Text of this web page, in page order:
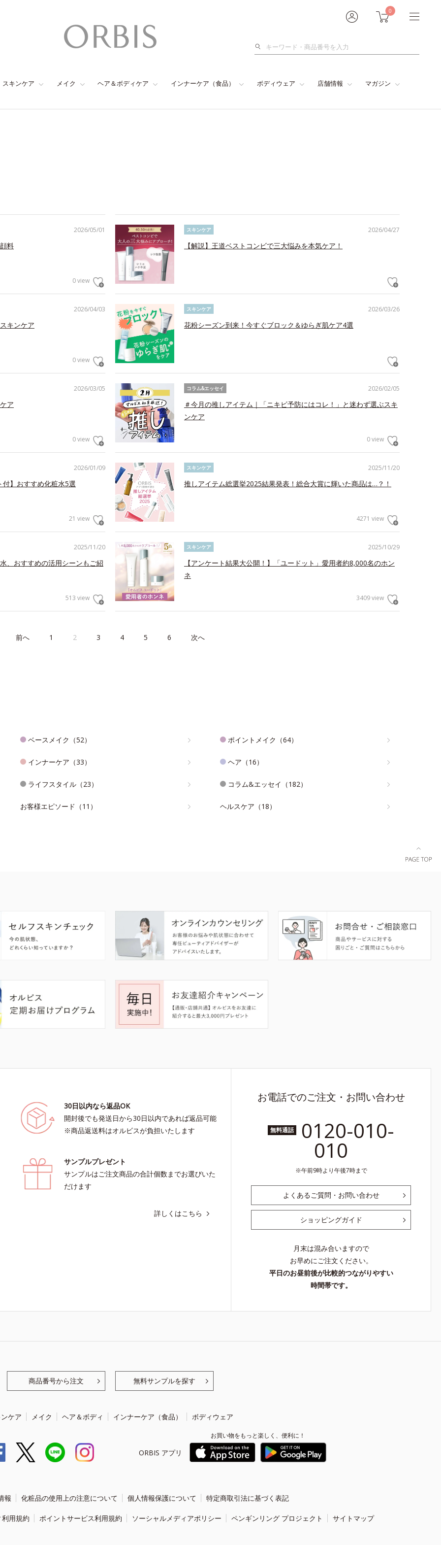
0
検
スキンケア メイク ヘア＆ボディケア インナーケア（食品） ボディウェア 店舗情報 マガジン
2026/05/01
料
0 view
2026/04/27
スキンケア
【解説】王道ベストコンビで三大悩みを本気ケア！
2026/04/03
キンケア
0 view
2026/03/26
スキンケア
花粉シーズン到来！今すぐブロック＆ゆらぎ肌ケア4選
2026/03/05
ア
0 view
2026/02/05
コラム&エッセイ
＃今月の推しアイテム｜「ニキビ予防にはコレ！」と迷わず選ぶスキ
ンケア
0 view
2026/01/09
】おすすめ化粧水5選
21 view
2025/11/20
スキンケア
推しアイテム総選挙2025結果発表！総合大賞に輝いた商品は…？！
4271 view
2025/11/20
、おすすめの活用シーンもご紹
513 view
2025/10/29
スキンケア
【アンケート結果大公開！】「ユードット」愛用者約8,000名のホン
ネ
3409 view
前へ 1 2 3 4 5 6 次へ
ベースメイク（52） ポイントメイク（64）
インナーケア（33） ヘア（16）
ライフスタイル（23） コラム&エッセイ（182）
お客様エピソード（11） ヘルスケア（18）
30日以内なら返品OK
開封後でも発送日から30日以内であれば返品可能
※商品返送料はオルビスが負担いたします
サンプルプレゼント
サンプルはご注文商品の合計個数までお選びいた
だけます
詳しくはこちら
お電話でのご注文・お問い合わせ
無料通話 0120-010-
010
午前9時より午後7時まで
よくあるご質問・お問い合わせ
ショッピングガイド
月末は混み合いますので
お早めにご注文ください。
平日のお昼前後が比較的つながりやすい
時間帯です。
商品番号から注文 無料サンプルを探す
ケア メイク ヘア＆ボディ インナーケア（食品） ボディウェア
ORBIS アプリ
お買い物をもっと楽しく、便利に！
報 化粧品の使用上の注意について 個人情報保護について 特定商取引法に基づく表記
用規約 ポイントサービス利用規約 ソーシャルメディアポリシー ペンギンリング プロジェクト サイトマップ